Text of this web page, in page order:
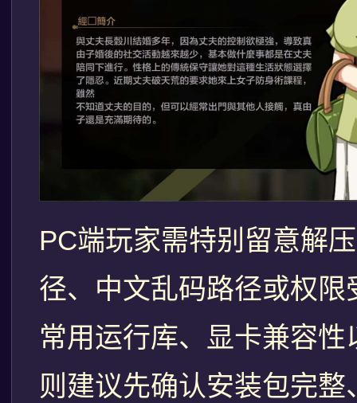
PC端玩家需特别留意解
径、中文乱码路径或权
常用运行库、显卡兼容
则建议先确认安装包完